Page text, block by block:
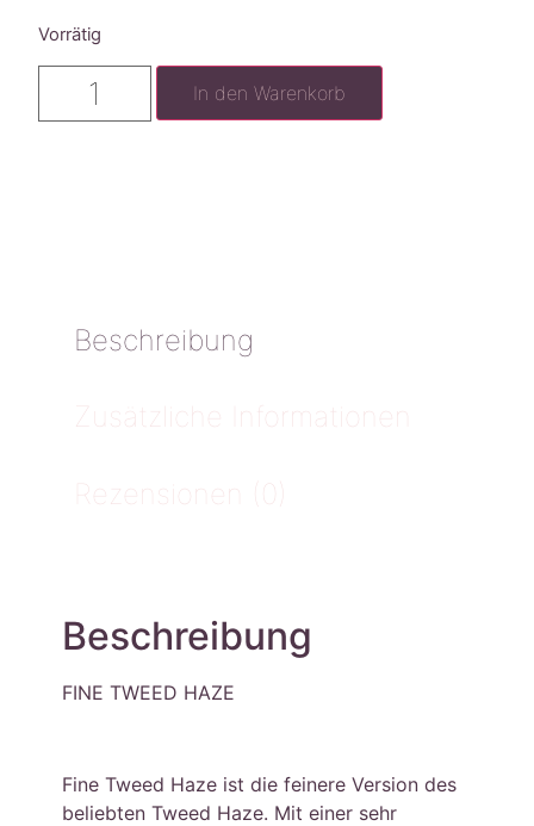
Vorrätig
In den Warenkorb
Beschreibung
Zusätzliche Informationen
Beschreibung
FINE TWEED HAZE
Fine Tweed Haze ist die feinere Version des
beliebten Tweed Haze. Mit einer sehr